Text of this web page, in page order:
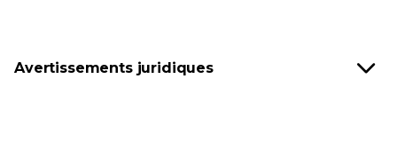
Avertissements juridiques